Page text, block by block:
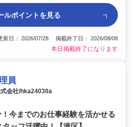
ルポイントを見る
新日： 2026/07/28 掲載終了日： 2026/08/08
本日掲載終了になります
員
会社/hka24030a
今までのお仕事経験を活かせる